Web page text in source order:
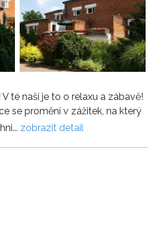
té naší je to o relaxu a zábavě!
se promění v zážitek, na který
zobrazit detail